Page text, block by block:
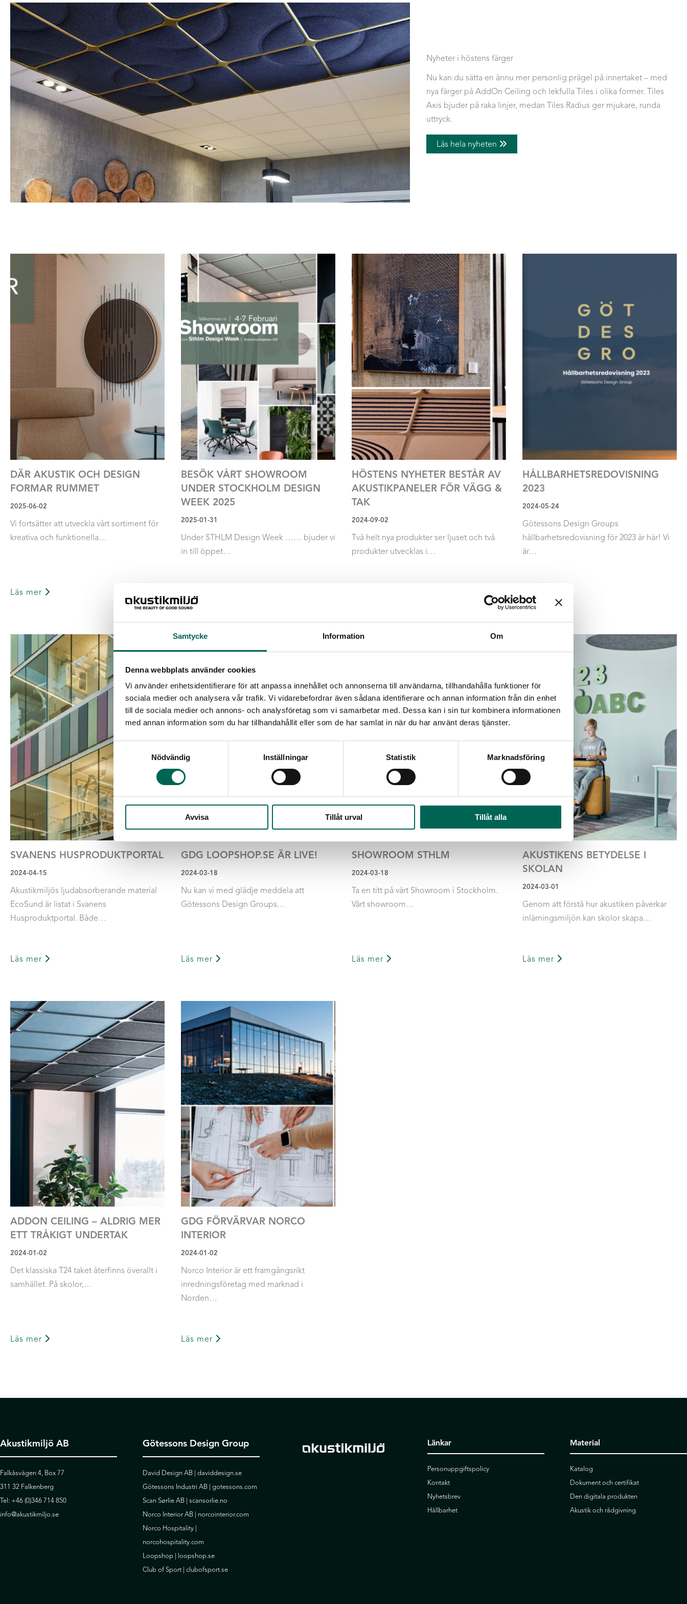
Samtycke Information Om
Denna webbplats använder cookies
Vi använder enhetsidentifierare för att anpassa innehållet och annonserna till användarna, tillhandahålla funktioner för
sociala medier och analysera vår trafik. Vi vidarebefordrar även sådana identifierare och annan information från din enhet
till de sociala medier och annons- och analysföretag som vi samarbetar med. Dessa kan i sin tur kombinera informationen
med annan information som du har tillhandahållit eller som de har samlat in när du har använt deras tjänster.
Nödvändig
Inställningar Statistik Marknadsföring
Avvisa Tillåt urval Tillåt alla
Nyheter i höstens färger
Nu kan du sätta en ännu mer personlig prägel på innertaket – med
nya färger på AddOn Ceiling och lekfulla Tiles i olika former. Tiles
Axis bjuder på raka linjer, medan Tiles Radius ger mjukare, runda
uttryck.
Läs hela nyheten
DÄR AKUSTIK OCH DESIGN
FORMAR RUMMET
2025-06-02
Vi fortsätter att utveckla vårt sortiment för
kreativa och funktionella…
Läs mer
BESÖK VÅRT SHOWROOM
UNDER STOCKHOLM DESIGN
WEEK 2025
2025-01-31
Under STHLM Design Week …… bjuder vi
in till öppet…
HÖSTENS NYHETER BESTÅR AV
AKUSTIKPANELER FÖR VÄGG &
TAK
2024-09-02
Två helt nya produkter ser ljuset och två
produkter utvecklas i…
HÅLLBARHETSREDOVISNING
2023
2024-05-24
Götessons Design Groups
hållbarhetsredovisning för 2023 är här! Vi
är…
SVANENS HUSPRODUKTPORTAL
2024-04-15
Akustikmiljös ljudabsorberande material
EcoSund är listat i Svanens
Husproduktportal. Både…
Läs mer
GDG LOOPSHOP.SE ÄR LIVE!
2024-03-18
Nu kan vi med glädje meddela att
Götessons Design Groups…
Läs mer
SHOWROOM STHLM
2024-03-18
Ta en titt på vårt Showroom i Stockholm.
Vårt showroom…
Läs mer
AKUSTIKENS BETYDELSE I
SKOLAN
2024-03-01
Genom att förstå hur akustiken påverkar
inlärningsmiljön kan skolor skapa…
Läs mer
ADDON CEILING – ALDRIG MER
ETT TRÅKIGT UNDERTAK
2024-01-02
Det klassiska T24 taket återfinns överallt i
samhället. På skolor,…
Läs mer
GDG FÖRVÄRVAR NORCO
INTERIOR
2024-01-02
Norco Interior är ett framgångsrikt
inredningsföretag med marknad i
Norden…
Läs mer
Akustikmiljö AB
Falkåsvägen 4, Box 77
311 32 Falkenberg
Tel: +46 (0)346 714 850
info@akustikmiljo.se
Götessons Design Group
David Design AB | daviddesign.se
Götessons Industri AB | gotessons.com
Scan Sørlie AB | scansorlie.no
Norco Interior AB | norcointerior.com
Norco Hospitality |
norcohospitality.com
Loopshop |
loopshop.se
Club of Sport | clubofsport.se
Länkar
Personuppgiftspolicy
Kontakt
Nyhetsbrev
Hållbarhet
Material
Katalog
Dokument och certifikat
Den digitala produkten
Akustik och rådgivning